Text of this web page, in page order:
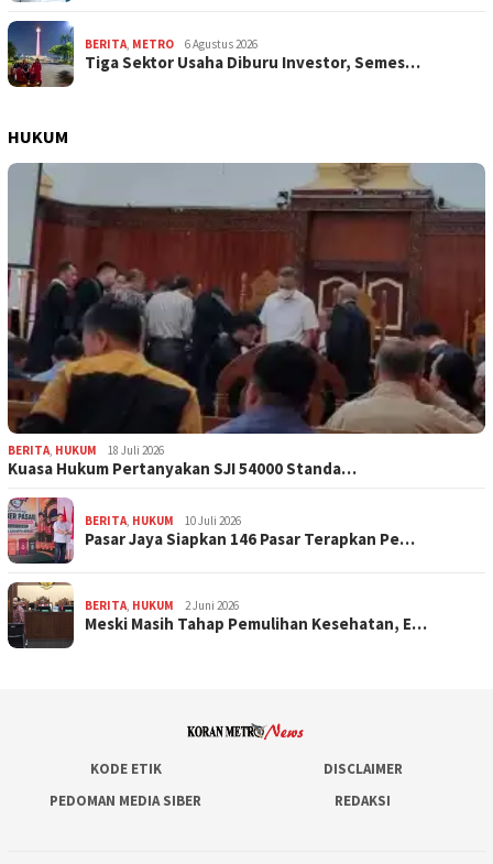
BERITA, METRO 6 Agustus 2026
Tiga Sektor Usaha Diburu Investor, Semes…
HUKUM
BERITA, HUKUM 18 Juli 2026
Kuasa Hukum Pertanyakan SJI 54000 Standa…
BERITA, HUKUM 10 Juli 2026
Pasar Jaya Siapkan 146 Pasar Terapkan Pe…
BERITA, HUKUM 2 Juni 2026
Meski Masih Tahap Pemulihan Kesehatan, E…
KODE ETIK
DISCLAIMER
PEDOMAN MEDIA SIBER
REDAKSI